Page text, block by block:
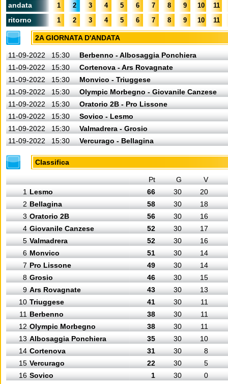
andata 1 2 3 4 5 6 7 8 9 10 11
ritorno 1 2 3 4 5 6 7 8 9 10 11
2A GIORNATA D'ANDATA
11-09-2022 15:30
Berbenno - Albosaggia Ponchiera
11-09-2022
15:30
Cortenova - Ars Rovagnate
11-09-2022
15:30
Monvico - Triuggese
11-09-2022
15:30
Olympic Morbegno - Giovanile Canzese
11-09-2022
15:30
Oratorio 2B - Pro Lissone
11-09-2022
15:30
Sovico - Lesmo
11-09-2022
15:30
Valmadrera - Grosio
11-09-2022
15:30 Vercurago - Bellagina
Classifica
Pt G
V
1 Lesmo 66 30
20
2 Bellagina 58 30
18
3 Oratorio 2B 56 30
16
4 Giovanile Canzese 52 30
17
5 Valmadrera 52 30
16
6 Monvico 51 30
14
7 Pro Lissone 49 30
14
8 Grosio 46 30
15
9 Ars Rovagnate 43 30
13
10 Triuggese 41 30
11
11 Berbenno 38 30
11
12 Olympic Morbegno 38 30
11
13 Albosaggia Ponchiera 35 30
10
14 Cortenova 31 30
8
15 Vercurago 22 30
5
16 Sovico 1 30 0